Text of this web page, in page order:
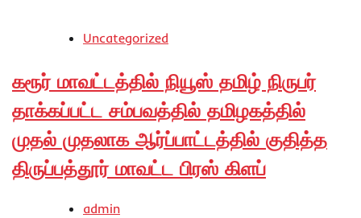
Uncategorized
கரூர் மாவட்டத்தில் நியூஸ் தமிழ் நிருபர்
தாக்கப்பட்ட சம்பவத்தில் தமிழகத்தில்
முதல் முதலாக ஆர்ப்பாட்டத்தில் குதித்த
திருப்பத்தூர் மாவட்ட பிரஸ் கிளப்
admin